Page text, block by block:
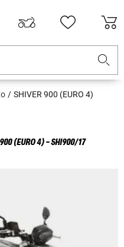
SHIVER 900 (EURO 4)
(EURO 4) - SHI900/17